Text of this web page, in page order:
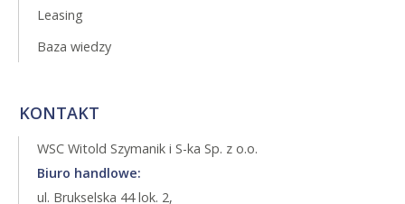
Leasing
Baza wiedzy
KONTAKT
WSC Witold Szymanik i S-ka Sp. z o.o.
Biuro handlowe:
ul. Brukselska 44 lok. 2,